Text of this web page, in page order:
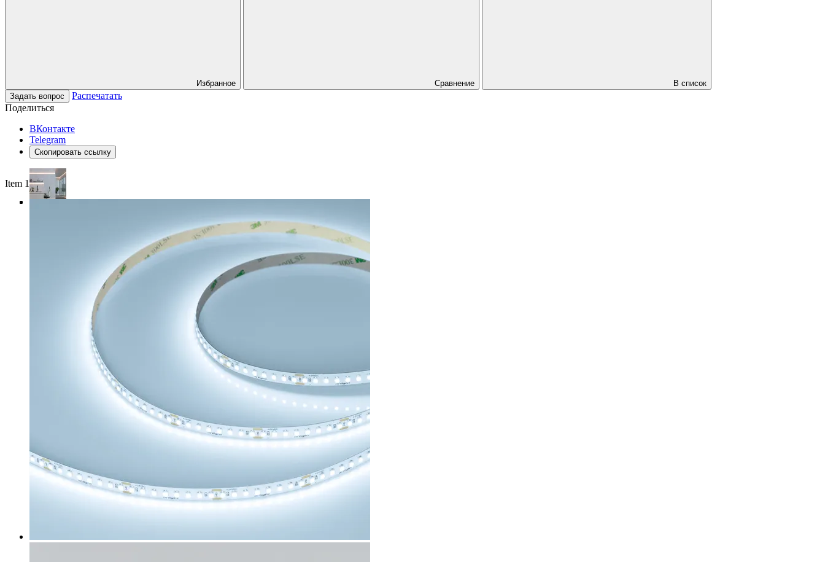
Избранное Сравнение
В список
Задать вопрос
Распечатать
Поделиться
ВКонтакте
Telegram
Скопировать ссылку
Item 1 of 4